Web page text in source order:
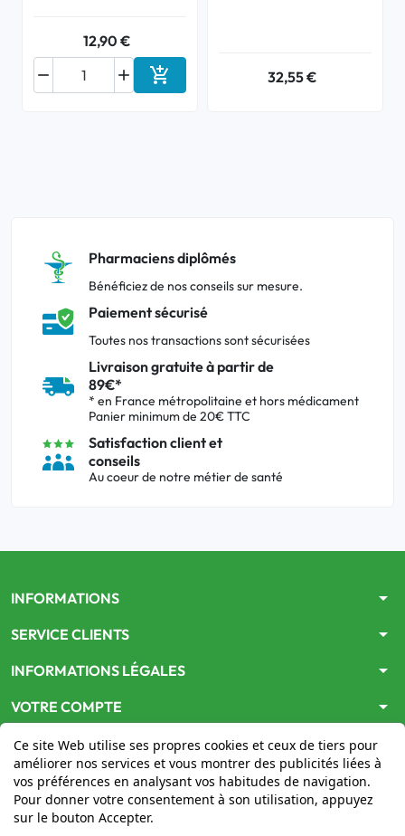
12,90 €

 Ajouter au panier32,55 €
Pharmaciens diplômés
Bénéficiez de nos conseils sur mesure.
Paiement sécurisé
Toutes nos transactions sont sécurisées
Livraison gratuite à partir de
89€*
* en France métropolitaine et hors médicament
Panier minimum de 20€ TTC
Satisfaction client et
conseils
Au coeur de notre métier de santé
INFORMATIONS arrow_drop_down
SERVICE CLIENTS arrow_drop_down
INFORMATIONS LÉGALES arrow_drop_down
VOTRE COMPTE arrow_drop_down
Ce site Web utilise ses propres cookies et ceux de tiers pour
améliorer nos services et vous montrer des publicités liées à
vos préférences en analysant vos habitudes de navigation.
Pour donner votre consentement à son utilisation, appuyez
sur le bouton Accepter.
www.mon-pharmacien-conseil.com